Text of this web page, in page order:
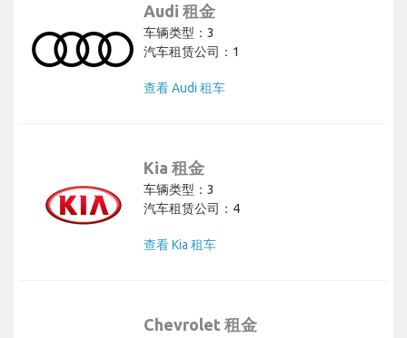
Audi 租金
车辆类型：3
汽车租赁公司：1
查看 Audi 租车
Kia 租金
车辆类型：3
汽车租赁公司：4
查看 Kia 租车
Chevrolet 租金